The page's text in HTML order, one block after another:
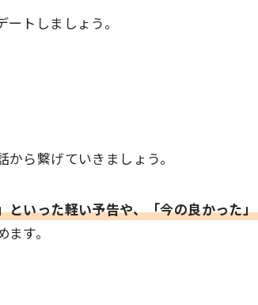
トしましょう。
ら繋げていきましょう。
といった軽い予告や、「今の良かった」
す。